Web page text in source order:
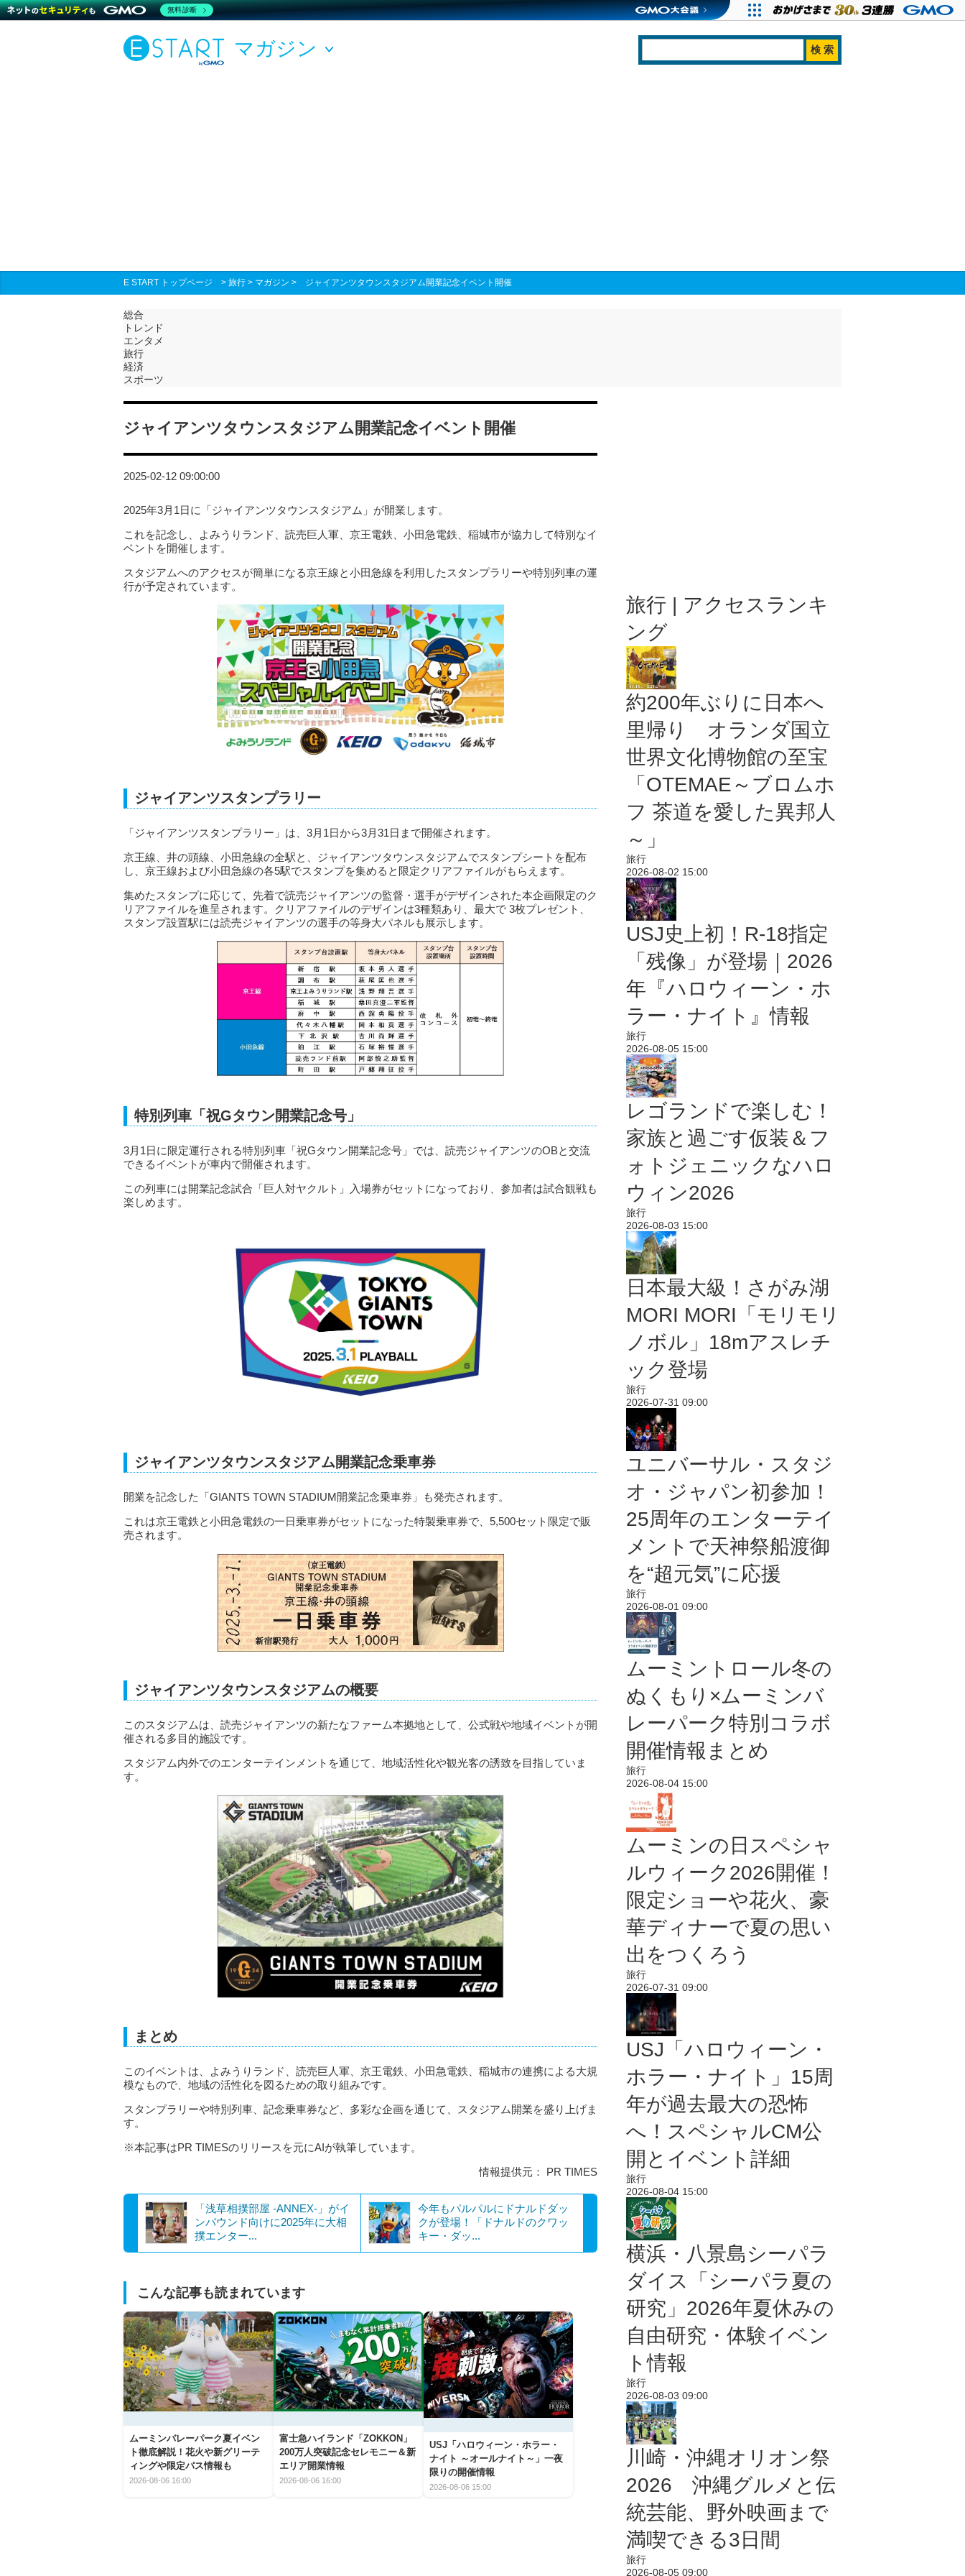
マガジン
E START トップページ > 旅行 > マガジン > ジャイアンツタウンスタジアム開業記念イベント開催
総合
トレンド
エンタメ
旅行
経済
スポーツ
ジャイアンツタウンスタジアム開業記念イベント開催
2025-02-12 09:00:00
2025年3月1日に「ジャイアンツタウンスタジアム」が開業します。
これを記念し、よみうりランド、読売巨人軍、京王電鉄、小田急電鉄、稲城市が協力して特別なイ
ベントを開催します。
スタジアムへのアクセスが簡単になる京王線と小田急線を利用したスタンプラリーや特別列車の運
行が予定されています。
ジャイアンツスタンプラリー
「ジャイアンツスタンプラリー」は、3月1日から3月31日まで開催されます。
京王線、井の頭線、小田急線の全駅と、ジャイアンツタウンスタジアムでスタンプシートを配布
し、京王線および小田急線の各5駅でスタンプを集めると限定クリアファイルがもらえます。
集めたスタンプに応じて、先着で読売ジャイアンツの監督・選手がデザインされた本企画限定のク
リアファイルを進呈されます。クリアファイルのデザインは3種類あり、最大で 3枚プレゼント、
スタンプ設置駅には読売ジャイアンツの選手の等身大パネルも展示します。
特別列車「祝Gタウン開業記念号」
3月1日に限定運行される特別列車「祝Gタウン開業記念号」では、読売ジャイアンツのOBと交流
できるイベントが車内で開催されます。
この列車には開業記念試合「巨人対ヤクルト」入場券がセットになっており、参加者は試合観戦も
楽しめます。
ジャイアンツタウンスタジアム開業記念乗車券
開業を記念した「GIANTS TOWN STADIUM開業記念乗車券」も発売されます。
これは京王電鉄と小田急電鉄の一日乗車券がセットになった特製乗車券で、5,500セット限定で販
売されます。
ジャイアンツタウンスタジアムの概要
このスタジアムは、読売ジャイアンツの新たなファーム本拠地として、公式戦や地域イベントが開
催される多目的施設です。
スタジアム内外でのエンターテインメントを通じて、地域活性化や観光客の誘致を目指していま
す。
まとめ
このイベントは、よみうりランド、読売巨人軍、京王電鉄、小田急電鉄、稲城市の連携による大規
模なもので、地域の活性化を図るための取り組みです。
スタンプラリーや特別列車、記念乗車券など、多彩な企画を通じて、スタジアム開業を盛り上げま
す。
※本記事はPR TIMESのリリースを元にAIが執筆しています。
情報提供元： PR TIMES
「浅草相撲部屋 -ANNEX-」がイ
ンバウンド向けに2025年に大相
撲エンター...
今年もパルパルにドナルドダッ
クが登場！「ドナルドのクワッ
キー・ダッ...
こんな記事も読まれています
ムーミンバレーパーク夏イベン
ト徹底解説！花火や新グリーテ
ィングや限定パス情報も
2026-08-06 16:00
富士急ハイランド「ZOKKON」
200万人突破記念セレモニー＆新
エリア開業情報
2026-08-06 16:00
USJ「ハロウィーン・ホラー・
ナイト ～オールナイト～」一夜
限りの開催情報
2026-08-06 15:00
旅行 | アクセスランキ
ング
約200年ぶりに日本へ
里帰り オランダ国立
世界文化博物館の至宝
「OTEMAE～ブロムホ
フ 茶道を愛した異邦人
～」
旅行
2026-08-02 15:00
USJ史上初！R-18指定
「残像」が登場｜2026
年『ハロウィーン・ホ
ラー・ナイト』情報
旅行
2026-08-05 15:00
レゴランドで楽しむ！
家族と過ごす仮装＆フ
ォトジェニックなハロ
ウィン2026
旅行
2026-08-03 15:00
日本最大級！さがみ湖
MORI MORI「モリモリ
ノボル」18mアスレチ
ック登場
旅行
2026-07-31 09:00
ユニバーサル・スタジ
オ・ジャパン初参加！
25周年のエンターテイ
メントで天神祭船渡御
を“超元気”に応援
旅行
2026-08-01 09:00
ムーミントロール冬の
ぬくもり×ムーミンバ
レーパーク特別コラボ
開催情報まとめ
旅行
2026-08-04 15:00
ムーミンの日スペシャ
ルウィーク2026開催！
限定ショーや花火、豪
華ディナーで夏の思い
出をつくろう
旅行
2026-07-31 09:00
USJ「ハロウィーン・
ホラー・ナイト」15周
年が過去最大の恐怖
へ！スペシャルCM公
開とイベント詳細
旅行
2026-08-04 15:00
横浜・八景島シーパラ
ダイス「シーパラ夏の
研究」2026年夏休みの
自由研究・体験イベン
ト情報
旅行
2026-08-03 09:00
川崎・沖縄オリオン祭
2026 沖縄グルメと伝
統芸能、野外映画まで
満喫できる3日間
旅行
2026-08-05 09:00
無料診断